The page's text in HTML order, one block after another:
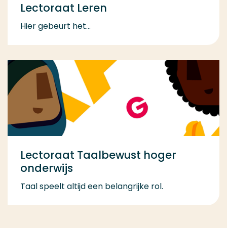
Lectoraat Leren
Hier gebeurt het...
Lectoraat Taalbewust hoger
onderwijs
Taal speelt altijd een belangrijke rol.